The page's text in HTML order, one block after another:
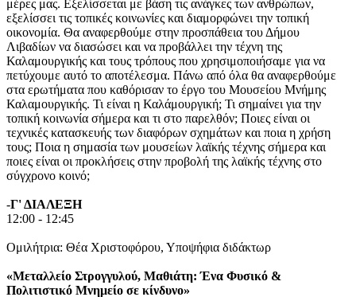
μέρες μας. Εξελίσσεται με βάση τις ανάγκες των ανθρώπων,
εξελίσσει τις τοπικές κοινωνίες και διαμορφώνει την τοπική
οικονομία. Θα αναφερθούμε στην προσπάθεια του Δήμου
Λιβαδίων να διασώσει και να προβάλλει την τέχνη της
Καλαμουργικής και τους τρόπους που χρησιμοποιήσαμε για να
πετύχουμε αυτό το αποτέλεσμα. Πάνω από όλα θα αναφερθούμε
στα ερωτήματα που καθόρισαν το έργο του Μουσείου Μνήμης
Καλαμουργικής. Τι είναι η Καλάμουργική; Τι σημαίνει για την
τοπική κοινωνία σήμερα και τι στο παρελθόν; Ποιες είναι οι
τεχνικές κατασκευής των διαφόρων σχημάτων και ποια η χρήση
τους; Ποια η σημασία των μουσείων λαϊκής τέχνης σήμερα και
ποιες είναι οι προκλήσεις στην προβολή της λαϊκής τέχνης στο
σύγχρονο κοινό;
-Γ' ΔΙΑΛΕΞΗ
12:00 - 12:45
Ομιλήτρια: Θέα Χριστοφόρου, Υποψήφια διδάκτωρ
«Μεταλλείο Στρογγυλού, Μαθιάτη: Ένα Φυσικό &
Πολιτιστικό Μνημείο σε κίνδυνο»